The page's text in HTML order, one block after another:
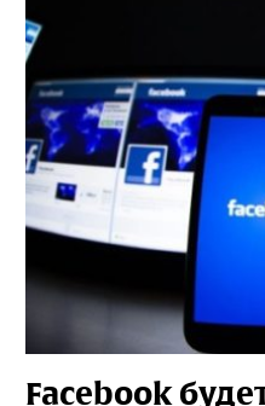
Facebook